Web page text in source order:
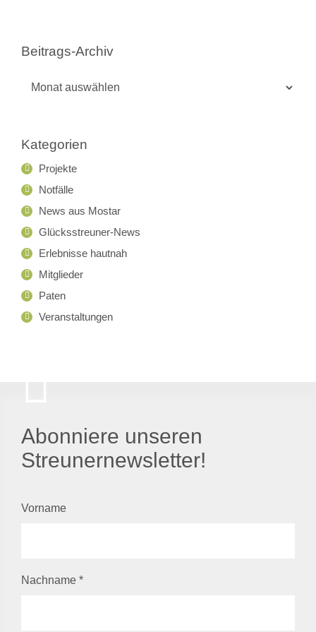
Beitrags-Archiv
Kategorien
Projekte
Notfälle
News aus Mostar
Glücksstreuner-News
Erlebnisse hautnah
Mitglieder
Paten
Veranstaltungen
Abonniere unseren
Streunernewsletter!
Vorname
Nachname *